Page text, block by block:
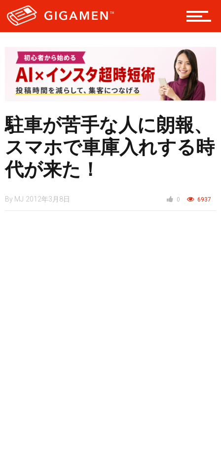
レジャー
ヘルス・健康
仮想通貨
スマートフォン
駐車が苦手な人に朗報、
スマホで車庫入れする時
代が来た！
By MJ 2012年3月8日 0 6937